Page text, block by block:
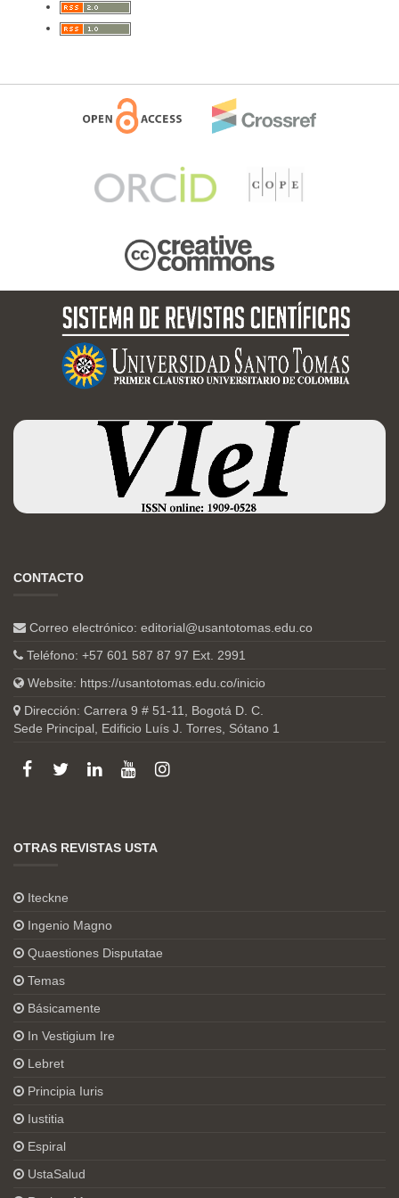
CONTACTO
Correo electrónico: editorial@usantotomas.edu.co
Teléfono: +57 601 587 87 97 Ext. 2991
Website: https://usantotomas.edu.co/inicio
Dirección: Carrera 9 # 51-11, Bogotá D. C.
Sede Principal, Edificio Luís J. Torres, Sótano 1
OTRAS REVISTAS USTA
Iteckne
Ingenio Magno
Quaestiones Disputatae
Temas
Básicamente
In Vestigium Ire
Lebret
Principia Iuris
Iustitia
Espiral
UstaSalud